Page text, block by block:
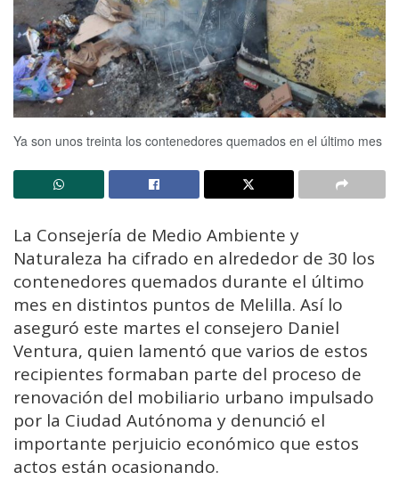
Ya son unos treinta los contenedores quemados en el último mes
La Consejería de Medio Ambiente y
Naturaleza ha cifrado en alrededor de 30 los
contenedores quemados durante el último
mes en distintos puntos de Melilla. Así lo
aseguró este martes el consejero Daniel
Ventura, quien lamentó que varios de estos
recipientes formaban parte del proceso de
renovación del mobiliario urbano impulsado
por la Ciudad Autónoma y denunció el
importante perjuicio económico que estos
actos están ocasionando.